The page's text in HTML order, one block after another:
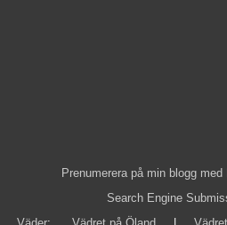
Prenumerera på min blogg med
Search Engine